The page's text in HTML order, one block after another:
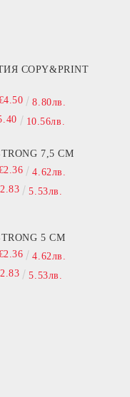
COPY&PRINT
8.80лв.
10.56лв.
7,5 СМ
4.62лв.
5.53лв.
5 СМ
4.62лв.
5.53лв.